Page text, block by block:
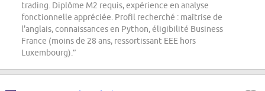
trading. Diplôme M2 requis, expérience en analyse
fonctionnelle appréciée. Profil recherché : maîtrise de
l'anglais, connaissances en Python, éligibilité Business
France (moins de 28 ans, ressortissant EEE hors
Luxembourg).”